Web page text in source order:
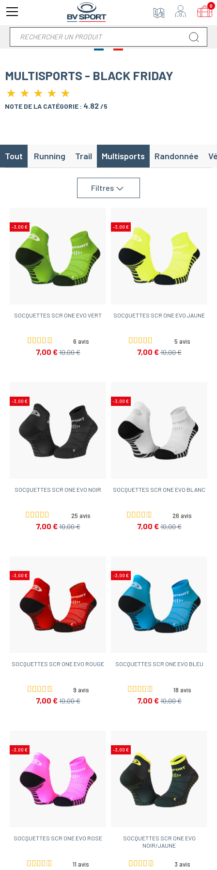
MULTISPORTS - BLACK FRIDAY
★ ★ ★ ★ ★
★ ★ ★ ★ ★
NOTE DE LA CATÉGORIE : 4.82/5
Tout Running Trail Multisports Randonnée
Filtres
-3,00 €
SOCQUETTES SCR ONE EVO VERT
6 avis
7,00 €10,00 €
-3,00 €
SOCQUETTES SCR ONE EVO JAUNE
5 avis
7,00 €10,00 €
-3,00 €
SOCQUETTES SCR ONE EVO NOIR
25 avis
7,00 €10,00 €
-3,00 €
SOCQUETTES SCR ONE EVO BLANC
26 avis
7,00 €10,00 €
-3,00 €
SOCQUETTES SCR ONE EVO ROUGE
9 avis
7,00 €10,00 €
-3,00 €
SOCQUETTES SCR ONE EVO BLEU
18 avis
7,00 €10,00 €
-3,00 €
SOCQUETTES SCR ONE EVO ROSE
11 avis
-3,00 €
SOCQUETTES SCR ONE EVO
NOIR/JAUNE
3 avis
0